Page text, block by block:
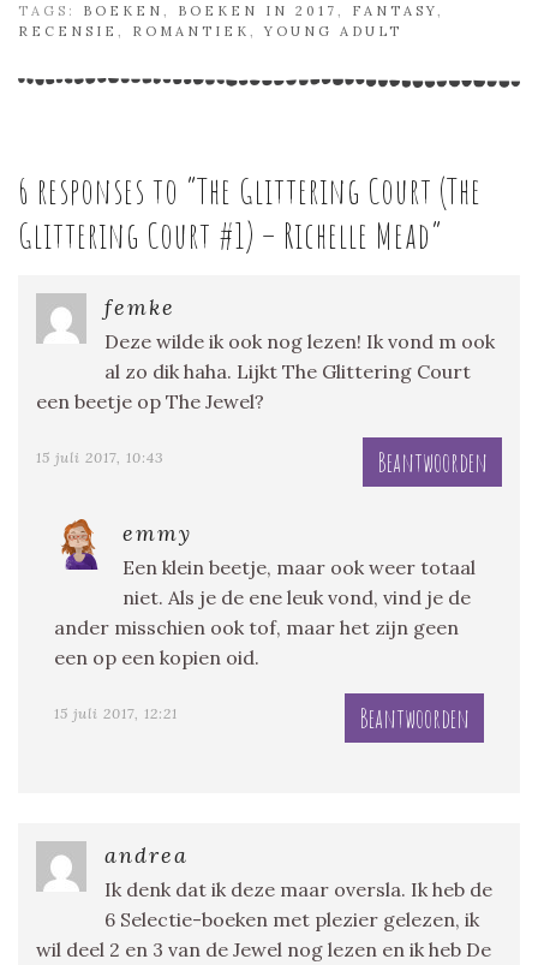
TAGS: BOEKEN BOEKEN IN 2017 FANTASY
RECENSIE
ROMANTIEK ,YOUNG ADULT
6 responses to “The Glittering Court (The
Glittering Court #1) – Richelle Mead”
femke
Deze wilde ik ook nog lezen! Ik vond m ook
al zo dik haha. Lijkt The Glittering Court
een beetje op The Jewel?
15 juli 2017, 10:43 Beantwoorden
emmy
Een klein beetje, maar ook weer totaal
niet. Als je de ene leuk vond, vind je de
ander misschien ook tof, maar het zijn geen
een op een kopien oid.
15 juli 2017, 12:21 Beantwoorden
andrea
Ik denk dat ik deze maar oversla. Ik heb de
6 Selectie-boeken met plezier gelezen, ik
wil deel 2 en 3 van de Jewel nog lezen en ik heb De